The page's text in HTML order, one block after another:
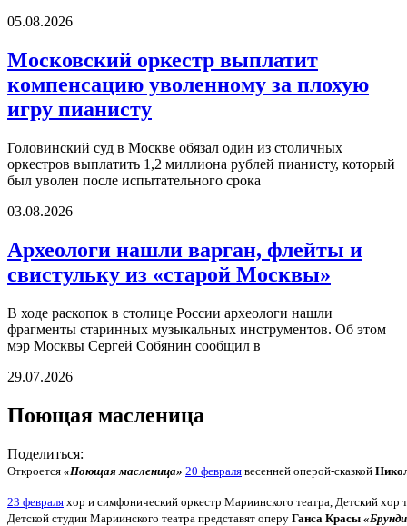
05.08.2026
Московский оркестр выплатит
компенсацию уволенному за плохую
игру пианисту
Головинский суд в Москве обязал один из столичных
оркестров выплатить 1,2 миллиона рублей пианисту, который
был уволен после испытательного срока
03.08.2026
Археологи нашли варган, флейты и
свистульку из «старой Москвы»
В ходе раскопок в столице России археологи нашли
фрагменты старинных музыкальных инструментов. Об этом
мэр Москвы Сергей Собянин сообщил в
29.07.2026
Поющая масленица
Поделиться:
Откроется «Поющая масленица» 20 февраля весенней оперой-сказкой
23 февраля хор и симфонический оркестр Мариинского театра, Детский хор
Детской студии Мариинского театра представят оперу Ганса Красы